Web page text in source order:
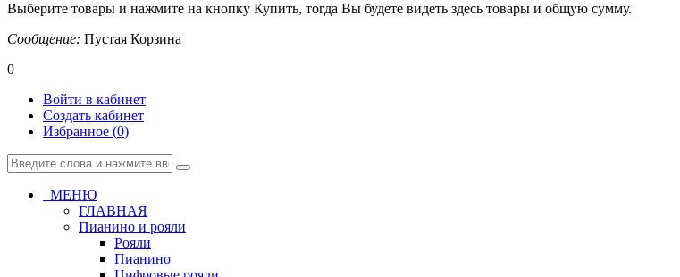
Выберите товары и нажмите на кнопку Купить, тогда Вы будете видеть здесь товары и общую сумму.
Сообщение: Пустая Корзина
0
Войти в кабинет
Создать кабинет
Избранное (0)
МЕНЮ
ГЛАВНАЯ
Пианино и рояли
Рояли
Пианино